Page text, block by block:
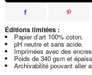
Éditions limitées :
Papier d’art 100% coton.
pH neutre et sans acide.
Imprimées avec des
Poids de 340 gsm et
Archivabilité pouvant aller